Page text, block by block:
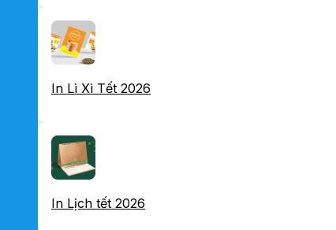
In Lì Xì Tết 2026
In Lịch tết 2026